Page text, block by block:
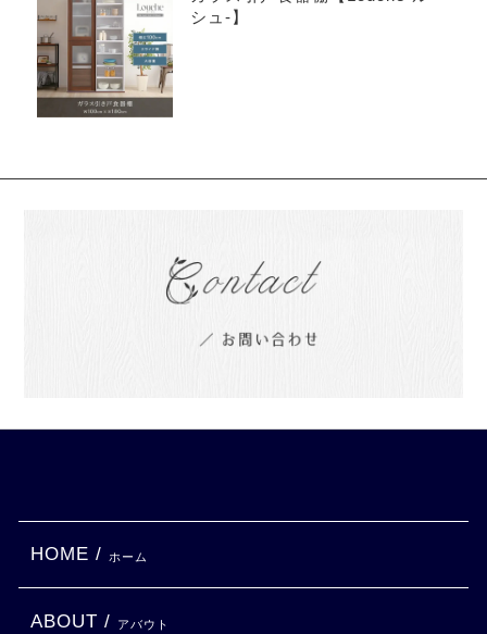
シュ-】
HOME / ホーム
ABOUT / アバウト